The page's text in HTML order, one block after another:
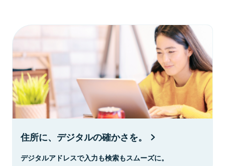
住所に、デジタルの確かさを。
デジタルアドレスで入力も検索もスムーズに。